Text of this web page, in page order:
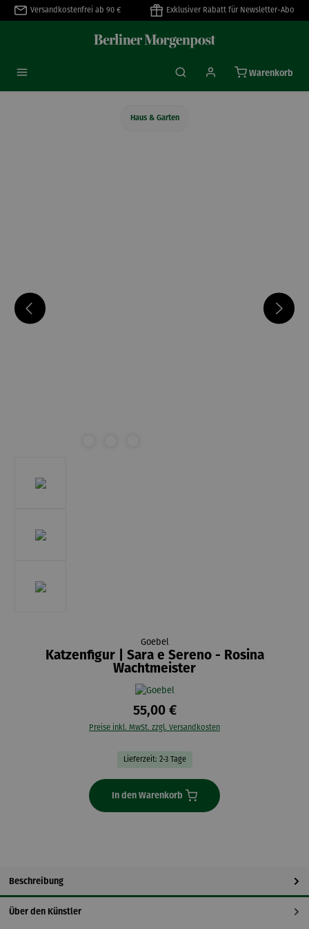
springen
Versandkostenfrei ab 90 € Exklusiver Rabatt für Newsletter-Abo
Warenkorb
Haus & Garten
Goebel
Katzenfigur | Sara e Sereno - Rosina
Wachtmeister
55,00 €
Preise inkl. MwSt. zzgl. Versandkosten
Lieferzeit: 2-3 Tage
In den Warenkorb
Beschreibung
Über den Künstler